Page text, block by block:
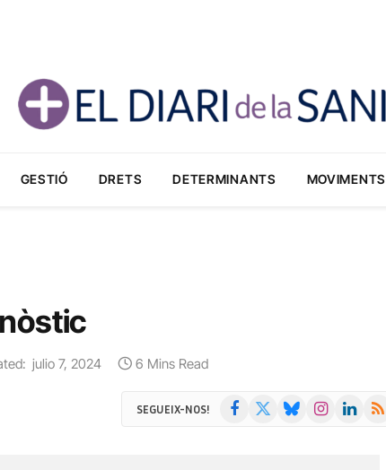
GESTIÓ DRETS DETERMINANTS MOVIMENTS
julio 7, 2024 6 Mins Read
SEGUEIX-NOS! Facebook BlueskyInstagramLinkedIn
RSS